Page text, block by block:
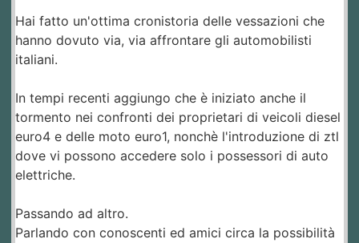
Hai fatto un'ottima cronistoria delle vessazioni che
hanno dovuto via, via affrontare gli automobilisti
italiani.
In tempi recenti aggiungo che è iniziato anche il
tormento nei confronti dei proprietari di veicoli diesel
euro4 e delle moto euro1, nonchè l'introduzione di ztl
dove vi possono accedere solo i possessori di auto
elettriche.
Passando ad altro.
Parlando con conoscenti ed amici circa la possibilità